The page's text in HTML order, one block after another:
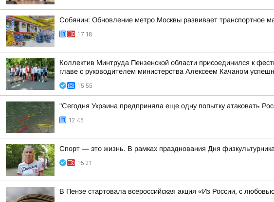
Собянин: Обновление метро Москвы развивает транспортное
17:18
Коллектив Минтруда Пензенской области присоединился к
главе с руководителем министерства Алексеем Качаном
15:55
"Сегодня Украина предприняла еще одну попытку атаковать
12:45
Спорт — это жизнь. В рамках празднования Дня
15:21
В Пензе стартовала всероссийская акция «Из России, с